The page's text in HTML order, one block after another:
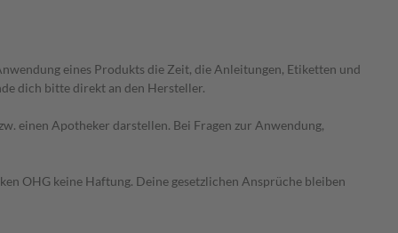
eines Produkts die Zeit, die Anleitungen, Etiketten und
dich bitte direkt an den Hersteller.
einen Apotheker darstellen. Bei Fragen zur Anwendung,
OHG keine Haftung. Deine gesetzlichen Ansprüche bleiben